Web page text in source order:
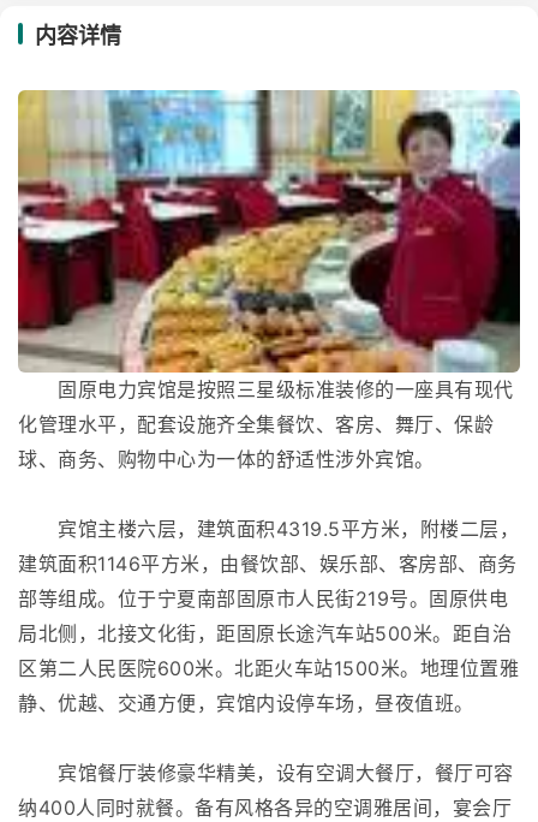
内容详情
固原电力宾馆是按照三星级标准装修的一座具有现代
化管理水平，配套设施齐全集餐饮、客房、舞厅、保龄
球、商务、购物中心为一体的舒适性涉外宾馆。
宾馆主楼六层，建筑面积4319.5平方米，附楼二层，
建筑面积1146平方米，由餐饮部、娱乐部、客房部、商务
部等组成。位于宁夏南部固原市人民街219号。固原供电
局北侧，北接文化街，距固原长途汽车站500米。距自治
区第二人民医院600米。北距火车站1500米。地理位置雅
静、优越、交通方便，宾馆内设停车场，昼夜值班。
宾馆餐厅装修豪华精美，设有空调大餐厅，餐厅可容
纳400人同时就餐。备有风格各异的空调雅居间，宴会厅